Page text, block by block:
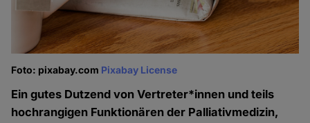
Foto: pixabay.com Pixabay License
Ein gutes Dutzend von Vertreter*innen und teils
hochrangigen Funktionären der Palliativmedizin,